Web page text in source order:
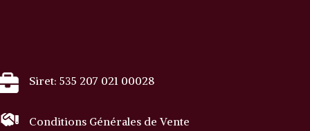
Siret: 535 207 021 00028
Conditions Générales de Vente